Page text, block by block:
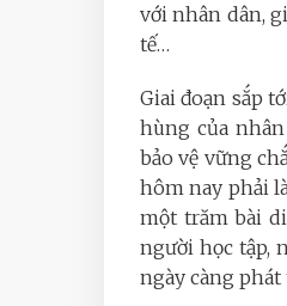
với nhân dân,
tế…
Giai đoạn sắp
hùng của
bảo vệ vững
hôm nay phải
một trăm bài
người học tập,
ngày càng phát